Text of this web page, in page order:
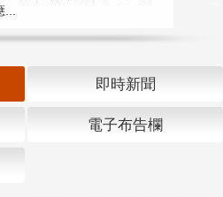
...
即時新聞
電子布告欄